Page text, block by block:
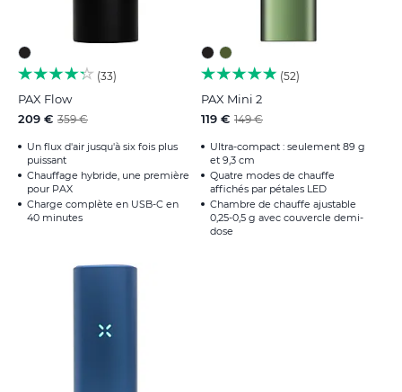
33
PAX Flow
209 € 359 €
Un flux d'air jusqu'à six fois plus
puissant
Chauffage hybride, une première
pour PAX
Charge complète en USB-C en
40 minutes
52
PAX Mini 2
119 € 149 €
Ultra-compact : seulement 89 g
et 9,3 cm
Quatre modes de chauffe
affichés par pétales LED
Chambre de chauffe ajustable
0,25-0,5 g avec couvercle demi-
dose